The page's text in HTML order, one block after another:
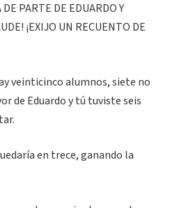
DE PARTE DE EDUARDO Y
¡EXIJO UN RECUENTO DE
veinticinco alumnos, siete no
de Eduardo y tú tuviste seis
en trece, ganando la